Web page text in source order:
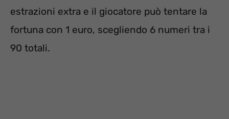
estrazioni extra e il giocatore può tentare la
fortuna con 1 euro, scegliendo 6 numeri tra i
90 totali.